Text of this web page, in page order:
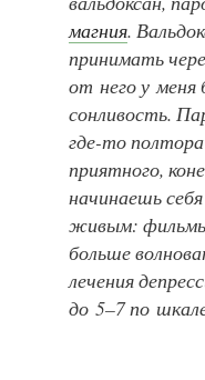
магния.
принимать
от него у меня
сонливость.
где-то
приятного,
начинаешь
живым:
больше
лечения
до 5–7 по